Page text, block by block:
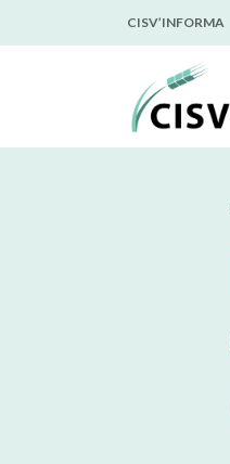
CISV’INFORMA